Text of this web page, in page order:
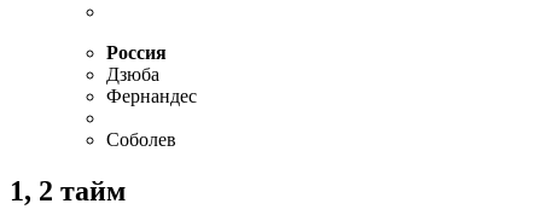
Россия
Дзюба
Фернандес
Соболев
1, 2 тайм